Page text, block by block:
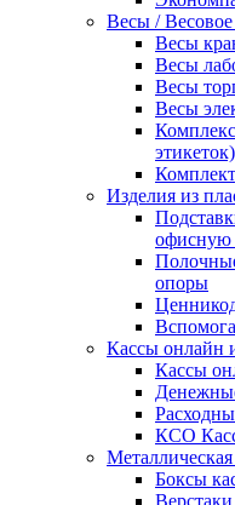
Весы /
Весы
Весы
Весы
Весы
этикеток)
Изделия из
офисную
опоры
Кассы онлайн
Кассы
КСО
Боксы
Верстаки